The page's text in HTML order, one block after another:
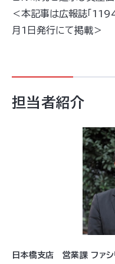
＜本記事は広報誌「
月1日発行にて掲載＞
担当者紹介
日本橋支店 営業課 ファシ